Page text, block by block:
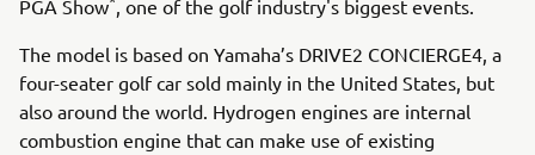
PGA Show , one of the golf industry's biggest events.
The model is based on Yamaha’s DRIVE2 CONCIERGE4, a
four-seater golf car sold mainly in the United States, but
also around the world. Hydrogen engines are internal
combustion engine that can make use of existing